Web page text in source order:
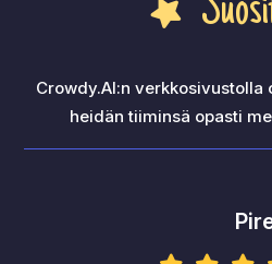
Crowdy.AI:n verkkosivustolla
heidän tiiminsä opasti